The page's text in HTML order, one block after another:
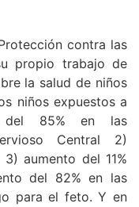
contra las
propio trabajo de
la salud de niños
niños expuestos a
del 85% en las
Central 2)
aumento del 11%
del 82% en las
para el feto. Y en